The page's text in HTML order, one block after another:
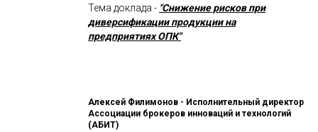
Тема доклада - "Снижение рисков при
диверсификации продукции на
предприятиях ОПК"
Алексей Филимонов - Исполнительный директор
Ассоциации брокеров инноваций и технологий
(АБИТ)